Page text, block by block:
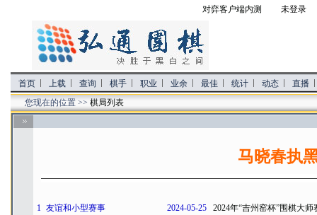
对弈客户端内测 未登录
首页 上载 查询 棋手 职业 业余 最佳 统计 动态
直播
您现在的位置 >> 棋局列表
马晓春执
1 友谊和小型赛事 2024-05-25
2024年“吉州窑杯”围棋大师